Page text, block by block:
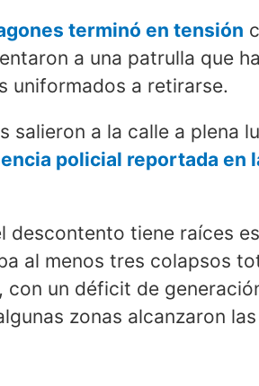
terminó en tensión
a una patrulla que
uniformados a retirarse.
salieron a la calle a plena
policial reportada en
descontento tiene raíces
al menos tres colapsos
un déficit de
zonas alcanzaron